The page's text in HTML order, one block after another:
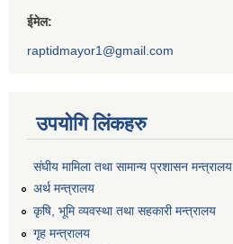
ईमेल:
raptidmayor1@gmail.com
उपयोगि लिंकहरु
संघीय मामिला तथा सामान्य प्रशासन मन्त्रालय
अर्थ मन्त्रालय
कृषि, भूमि व्यवस्था तथा सहकारी मन्त्रालय
गृह मन्त्रालय